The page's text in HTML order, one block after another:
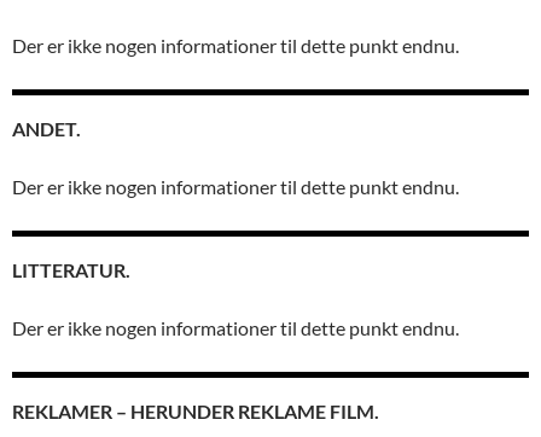
Der er ikke nogen informationer til dette punkt endnu.
ANDET.
Der er ikke nogen informationer til dette punkt endnu.
LITTERATUR.
Der er ikke nogen informationer til dette punkt endnu.
REKLAMER – HERUNDER REKLAME FILM.